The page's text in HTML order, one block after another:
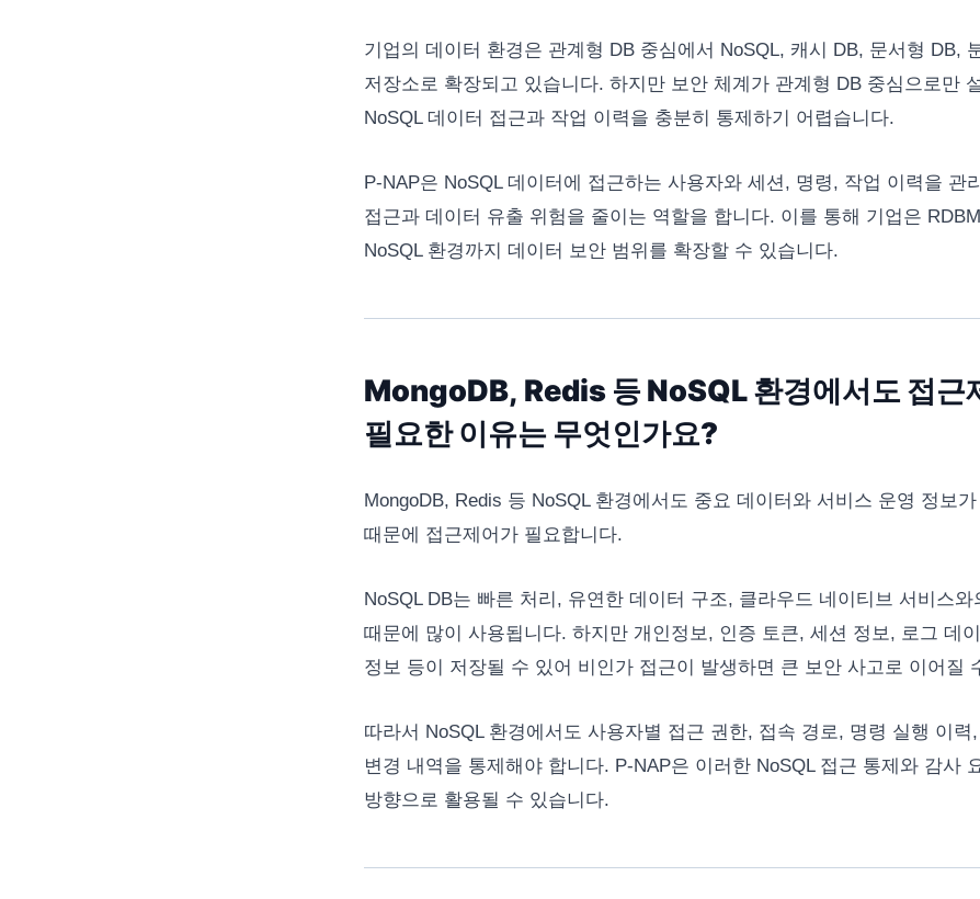
기업의 데이터 환경은 관계형 DB 중심에서 NoSQL, 캐시 DB, 문서형 DB,
저장소로 확장되고 있습니다. 하지만 보안 체계가 관계형 DB 중심으로만
NoSQL 데이터 접근과 작업 이력을 충분히 통제하기 어렵습니다.
P-NAP은 NoSQL 데이터에 접근하는 사용자와 세션, 명령, 작업 이력을 관
접근과 데이터 유출 위험을 줄이는 역할을 합니다. 이를 통해 기업은
NoSQL 환경까지 데이터 보안 범위를 확장할 수 있습니다.
MongoDB, Redis 등 NoSQL 환경에서도 접근
필요한 이유는 무엇인가요?
MongoDB, Redis 등 NoSQL 환경에서도 중요 데이터와 서비스 운영 정보가
때문에 접근제어가 필요합니다.
NoSQL DB는 빠른 처리, 유연한 데이터 구조, 클라우드 네이티브 서비스와
때문에 많이 사용됩니다. 하지만 개인정보, 인증 토큰, 세션 정보, 로그 데
정보 등이 저장될 수 있어 비인가 접근이 발생하면 큰 보안 사고로 이어질
따라서 NoSQL 환경에서도 사용자별 접근 권한, 접속 경로, 명령 실행 이력,
변경 내역을 통제해야 합니다. P-NAP은 이러한 NoSQL 접근 통제와 감사
방향으로 활용될 수 있습니다.